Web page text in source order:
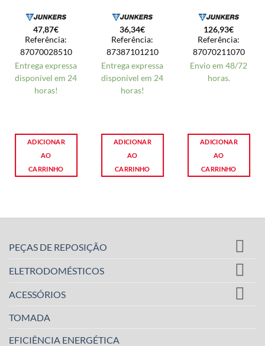
47,87€
Referência:
87070028510
Entrega expressa
disponível em 24
horas!
ADICIONAR
AO
CARRINHO
36,34€
Referência:
87387101210
Entrega expressa
disponível em 24
horas!
ADICIONAR
AO
CARRINHO
126,93€
Referência:
87070211070
Envio em 48/72
horas.
ADICIONAR
AO
CARRINHO
PEÇAS DE REPOSIÇÃO
ELETRODOMÉSTICOS
ACESSÓRIOS
TOMADA
EFICIÊNCIA ENERGÉTICA